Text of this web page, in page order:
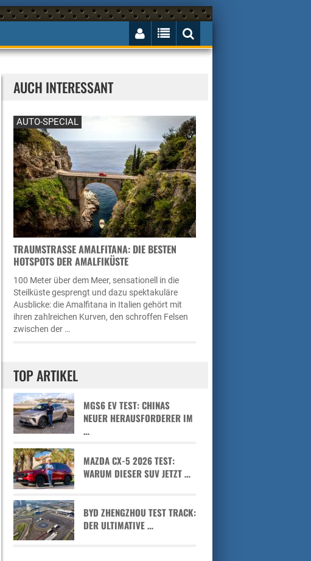
AUCH INTERESSANT
AUTO-SPECIAL
TRAUMSTRASSE AMALFITANA: DIE BESTEN H
OTSPOTS DER AMALFIKÜSTE
100 Meter über dem Meer, sensationell in die
Steilküste gesprengt und dazu spektakuläre
Ausblicke: die Amalfitana in Italien gehört mit
ihren zahlreichen Kurven, den schroffen Felsen
zwischen der …
TOP ARTIKEL
MGS6 EV TEST: CHINAS
NEUER HERAUSFORDERER IM
…
MAZDA CX-5 2026 TEST:
WARUM DIESER SUV JETZT …
BYD ZHENGZHOU TEST TRACK:
DER ULTIMATIVE …